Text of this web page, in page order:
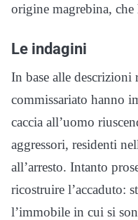
origine magrebina,
Le indagini
In base alle descrizioni
commissariato hanno
caccia all’uomo
aggressori, residenti
all’arresto. Intanto
ricostruire l’accaduto:
l’immobile in cui si